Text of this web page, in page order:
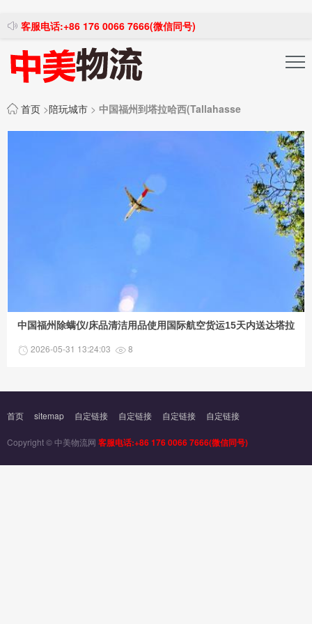
客服电话:+86 176 0066 7666(微信同号)
首页 >陪玩城市 > 中国福州到塔拉哈西(Tallahasse
中国福州除螨仪/床品清洁用品使用国际航空货运15天内送达塔拉哈
2026-05-31 13:24:03 8
首页 sitemap 自定链接 自定链接 自定链接 自定链接
Copyright © 中美物流网 客服电话:+86 176 0066 7666(微信同号)